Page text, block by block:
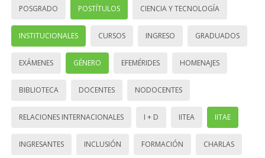
POSGRADO POSTÍTULOS CIENCIA Y TECNOLOGÍA
INSTITUCIONALES CURSOS INGRESO GRADUADOS
EXÁMENES GÉNERO EFEMÉRIDES HOMENAJES
BIBLIOTECA DOCENTES NODOCENTES
RELACIONES INTERNACIONALES I + D IITEA IITAE
INGRESANTES INCLUSIÓN FORMACIÓN CHARLAS